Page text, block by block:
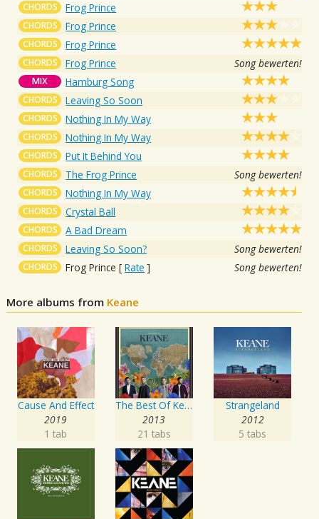
CHORDS Frog Prince
CHORDS Frog Prince
CHORDS Frog Prince
CHORDS Frog Prince Song bewerten!
MIX Hamburg Song
CHORDS Leaving So Soon
CHORDS Nothing In My Way
CHORDS Nothing In My Way
CHORDS Put It Behind You
CHORDS The Frog Prince Song bewerten!
CHORDS Nothing In My Way
CHORDS Crystal Ball
CHORDS A Bad Dream
CHORDS Leaving So Soon? Song bewerten!
CHORDS Frog Prince [Rate ] Song bewerten!
More albums from Keane
Cause And Effect
2019
1 tab
The Best Of Keane
2013
21 tabs
Strangeland
2012
5 tabs